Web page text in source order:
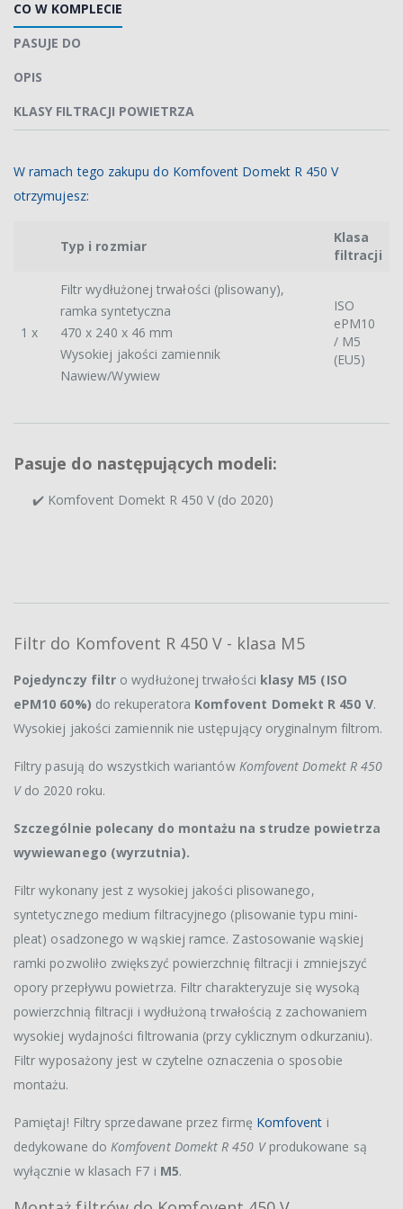
CO W KOMPLECIE
PASUJE DO
OPIS
KLASY FILTRACJI POWIETRZA
W ramach tego zakupu do Komfovent Domekt R 450 V
otrzymujesz:
Typ i rozmiar
Klasa
filtracji
1 x
Filtr wydłużonej trwałości (plisowany),
ramka syntetyczna
470 x 240 x 46 mm
Wysokiej jakości zamiennik
Nawiew/Wywiew
ISO
ePM10
/ M5
(EU5)
Pasuje do następujących modeli:
✔️ Komfovent Domekt R 450 V (do 2020)
Filtr do Komfovent R 450 V - klasa M5
Pojedynczy filtr o wydłużonej trwałości klasy M5 (ISO
ePM10 60%) do rekuperatora Komfovent Domekt R 450 V.
Wysokiej jakości zamiennik nie ustępujący oryginalnym filtrom.
Filtry pasują do wszystkich wariantów Komfovent Domekt R 450
Vdo 2020 roku.
Szczególnie polecany do montażu na strudze powietrza
wywiewanego (wyrzutnia).
Filtr wykonany jest z wysokiej jakości plisowanego,
syntetycznego medium filtracyjnego (plisowanie typu mini-
pleat) osadzonego w wąskiej ramce. Zastosowanie wąskiej
ramki pozwoliło zwiększyć powierzchnię filtracji i zmniejszyć
opory przepływu powietrza. Filtr charakteryzuje się wysoką
powierzchnią filtracji i wydłużoną trwałością z zachowaniem
wysokiej wydajności filtrowania (przy cyklicznym odkurzaniu).
Filtr wyposażony jest w czytelne oznaczenia o sposobie
montażu.
Pamiętaj! Filtry sprzedawane przez firmę Komfovent i
dedykowane do Komfovent Domekt R 450 Vprodukowane są
wyłącznie w klasach F7 i M5.